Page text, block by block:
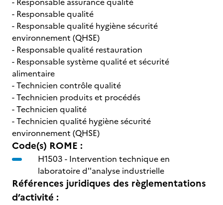
- Responsable qualité
- Responsable qualité hygiène sécurité
environnement (QHSE)
- Responsable qualité restauration
- Responsable système qualité et sécurité
alimentaire
- Technicien contrôle qualité
- Technicien produits et procédés
- Technicien qualité
- Technicien qualité hygiène sécurité
environnement (QHSE)
Code(s) ROME :
H1503 - Intervention technique en
laboratoire d''analyse industrielle
Références juridiques des règlementations
d’activité :